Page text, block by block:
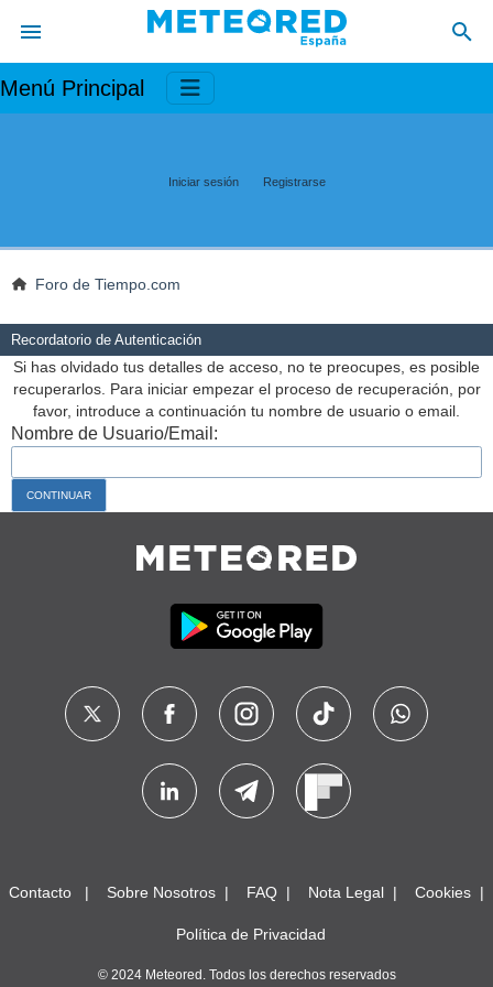
Menú Principal
Iniciar sesión Registrarse
Foro de Tiempo.com
Recordatorio de Autenticación
Si has olvidado tus detalles de acceso, no te preocupes, es posible
recuperarlos. Para iniciar empezar el proceso de recuperación, por
favor, introduce a continuación tu nombre de usuario o email.
Nombre de Usuario/Email:
Contacto Sobre Nosotros FAQ Nota Legal Cookies
Política de Privacidad
© 2024 Meteored. Todos los derechos reservados